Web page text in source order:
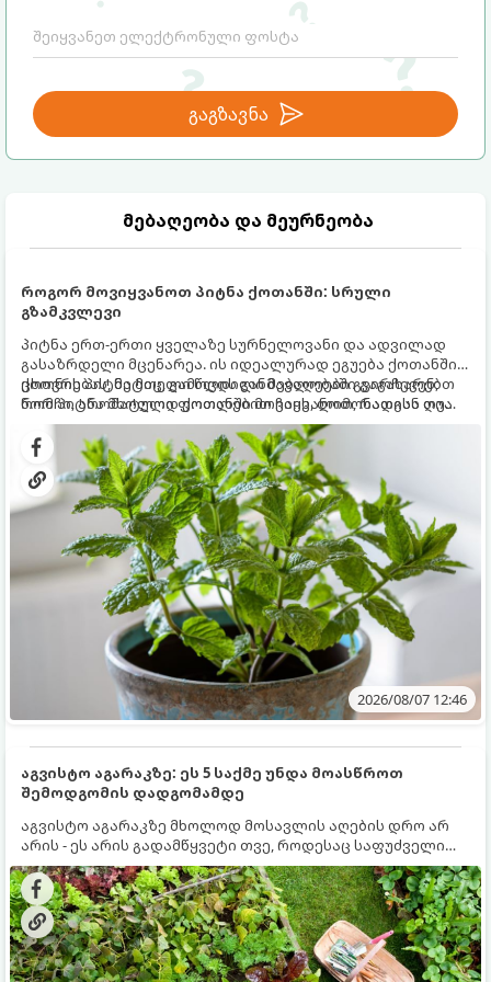
გაგზავნა
მებაღეობა და მეურნეობა
როგორ მოვიყვანოთ პიტნა ქოთანში: სრული
გზამკვლევი
პიტნა ერთ-ერთი ყველაზე სურნელოვანი და ადვილად
გასაზრდელი მცენარეა. ის იდეალურად ეგუება ქოთანში
ცხოვრებას, მეტიც, გამოცდილი მებაღეები გვირჩევენ,
რომ პიტნა მხოლოდ ქოთანში მოვიყვანოთ, რადგან ღია
გრუნტში (ბაღში) დარგვისას ის ფესვებით ძალიან
სწრაფად ვრცელდება და სხვა მცენარეებს ავიწროებს.
ქოთნის პიტნა მთელი წლის განმავლობაში გაგახარებთ
ნორჩი, არომატული ფოთლებით ჩაის, ლიმონათისა თუ
კერძებისთვის.
2026/08/07 12:46
აგვისტო აგარაკზე: ეს 5 საქმე უნდა მოასწროთ
შემოდგომის დადგომამდე
აგვისტო აგარაკზე მხოლოდ მოსავლის აღების დრო არ
არის - ეს არის გადამწყვეტი თვე, როდესაც საფუძველი
ეყრება მომავალი წლის მოსავალს და ბაღი მზადდება
შემოდგომა-ზამთრის სეზონისთვის. იმისათვის, რომ
ნიადაგმა ენერგია აღიდგინოს, ხოლო მცენარეებმა
ზამთარს გაუძლონ, აგვისტოს ბოლომდე 5
მნიშვნელოვანი საქმის გაკეთება უნდა მოასწროთ: